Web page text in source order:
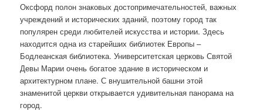
Оксфорд полон знаковых достопримечательностей, важных
учреждений и исторических зданий, поэтому город так
популярен среди любителей искусства и истории. Здесь
находится одна из старейших библиотек Европы –
Бодлеанская библиотека. Университетская церковь Святой
Девы Марии очень богатое здание в историческом и
архитектурном плане. С внушительной башни этой
знаменитой церкви открывается удивительная панорама на
город.